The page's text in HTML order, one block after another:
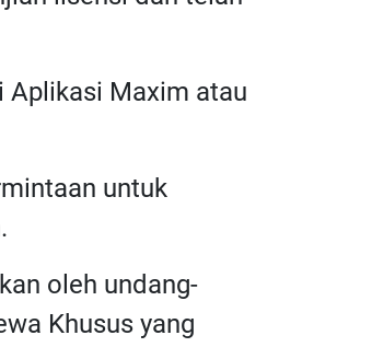
Aplikasi Maxim atau
untuk
oleh undang-
Khusus yang